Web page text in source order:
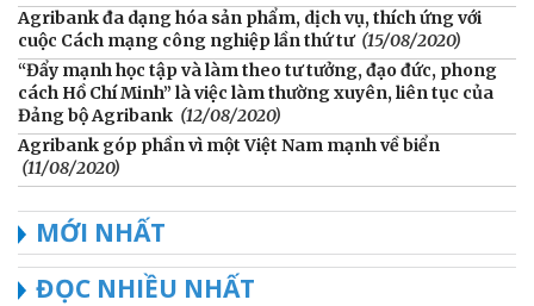
Agribank đa dạng hóa sản phẩm, dịch vụ, thích ứng với
cuộc Cách mạng công nghiệp lần thứ tư (15/08/2020)
“Đẩy mạnh học tập và làm theo tư tưởng, đạo đức, phong
cách Hồ Chí Minh” là việc làm thường xuyên, liên tục của
Đảng bộ Agribank (12/08/2020)
Agribank góp phần vì một Việt Nam mạnh về biển
(11/08/2020)
MỚI NHẤT
ĐỌC NHIỀU NHẤT